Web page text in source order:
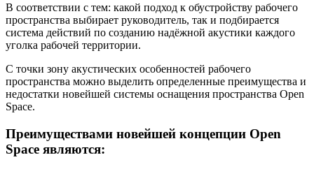
В соответствии с тем: какой подход к обустройству рабочего
пространства выбирает руководитель, так и подбирается
система действий по созданию надёжной акустики каждого
уголка рабочей территории.
С точки зону акустических особенностей рабочего
пространства можно выделить определенные преимущества и
недостатки новейшей системы оснащения пространства Open
Space.
Преимуществами новейшей концепции Open
Space являются: